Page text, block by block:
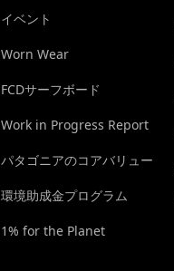
イベント
Worn Wear
FCDサーフボード
Work in Progress Report
パタゴニアのコアバリュー
環境助成金プログラム
1% for the Planet